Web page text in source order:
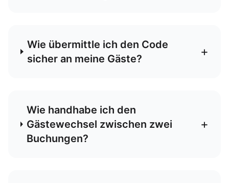
Wie übermittle ich den Code
sicher an meine Gäste?
+
Wie handhabe ich den
Gästewechsel zwischen zwei
Buchungen?
+